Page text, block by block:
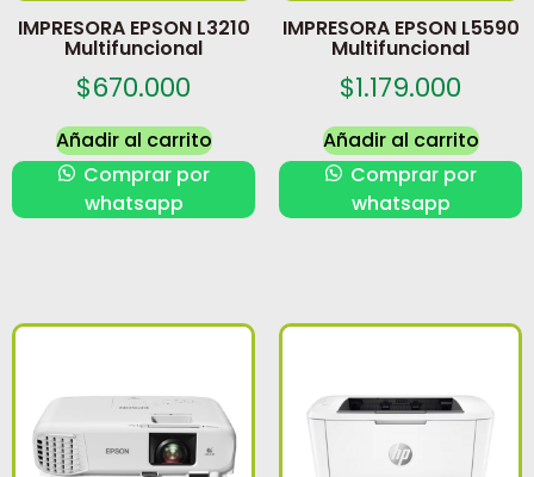
IMPRESORA EPSON L3210
Multifuncional
$670.000
Añadir al carrito
Comprar por
whatsapp
IMPRESORA EPSON L5590
Multifuncional
$1.179.000
Añadir al carrito
Comprar por
whatsapp